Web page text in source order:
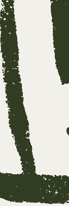
vertelt over
naar
en
uit de